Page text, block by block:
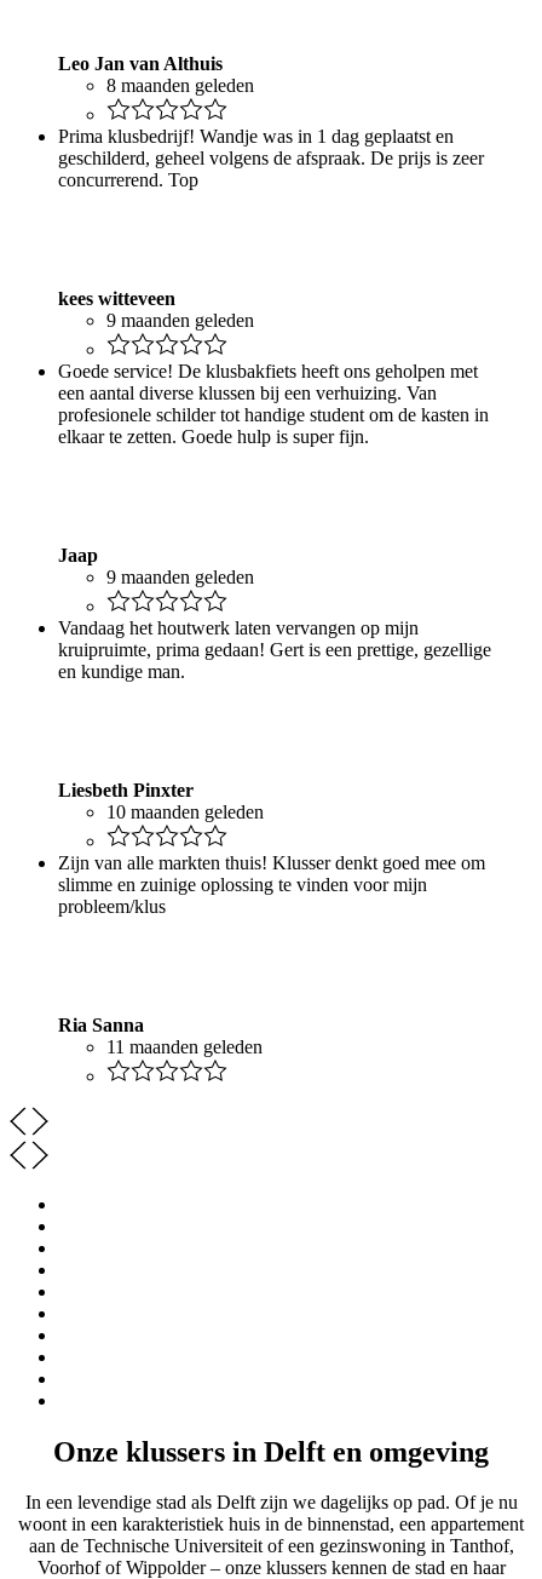
Leo Jan van Althuis
8 maanden geleden
Prima klusbedrijf! Wandje was in 1 dag geplaatst en
geschilderd, geheel volgens de afspraak. De prijs is zeer
concurrerend. Top
kees witteveen
9 maanden geleden
Goede service! De klusbakfiets heeft ons geholpen met
een aantal diverse klussen bij een verhuizing. Van
profesionele schilder tot handige student om de kasten in
elkaar te zetten. Goede hulp is super fijn.
Jaap
9 maanden geleden
Vandaag het houtwerk laten vervangen op mijn
kruipruimte, prima gedaan! Gert is een prettige, gezellige
en kundige man.
Liesbeth Pinxter
10 maanden geleden
Zijn van alle markten thuis! Klusser denkt goed mee om
slimme en zuinige oplossing te vinden voor mijn
probleem/klus
Ria Sanna
11 maanden geleden
Onze klussers in Delft en omgeving
In een levendige stad als Delft zijn we dagelijks op pad. Of je nu
woont in een karakteristiek huis in de binnenstad, een appartement
aan de Technische Universiteit of een gezinswoning in Tanthof,
Voorhof of Wippolder – onze klussers kennen de stad en haar